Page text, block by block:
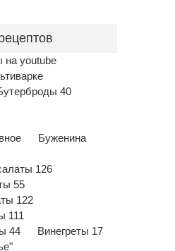
на youtube
40
Буженина
126
55
122
111
44
Винегреты 17